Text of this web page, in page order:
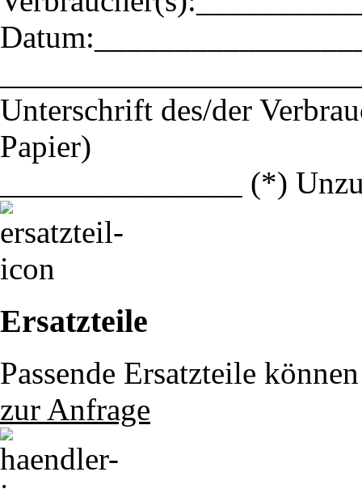
Unterschrift des/der
Papier)
_______________ (*)
Ersatzteile
Passende Ersatzteile
zur Anfrage